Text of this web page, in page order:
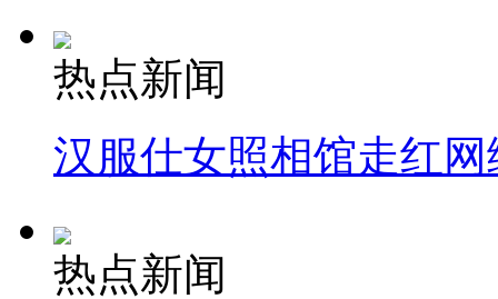
热点新闻
汉服仕女照相馆走红网
热点新闻